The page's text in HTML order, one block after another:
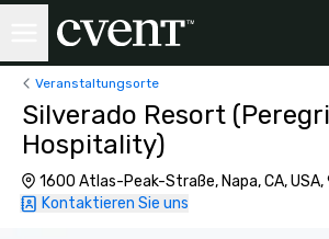
Veranstaltungsorte
Silverado Resort
Hospitality)
1600 Atlas-Peak-Straße, Napa, CA,
Kontaktieren Sie uns